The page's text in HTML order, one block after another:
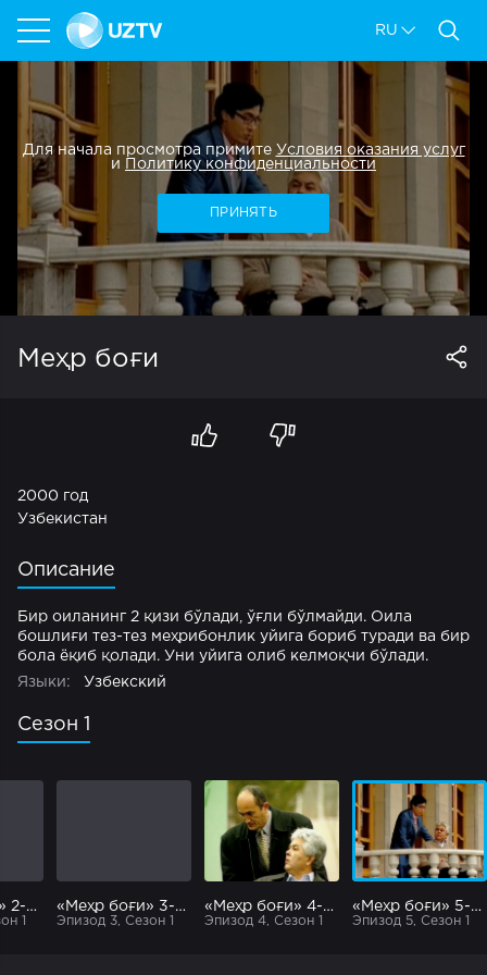
RU
Для начала просмотра примите Условия оказания услуг
и
Политику конфиденциальности
ПРИНЯТЬ
Меҳр боғи
2000 год
Узбекистан
Описание
Бир оиланинг 2 қизи бўлади, ўғли бўлмайди. Оила
бошлиғи тез-тез меҳрибонлик уйига бориб туради ва бир
бола ёқиб қолади. Уни уйига олиб келмоқчи бўлади.
Языки:
Узбекский
Сезон 1
«Меҳр боғи» 2-қисм
1
«Меҳр боғи» 3-қисм
Эпизод 3, Сезон 1
«Меҳр боғи» 4-қисм
Эпизод 4, Сезон 1
«Меҳр боғи» 5-қисм
Эпизод 5, Сезон 1